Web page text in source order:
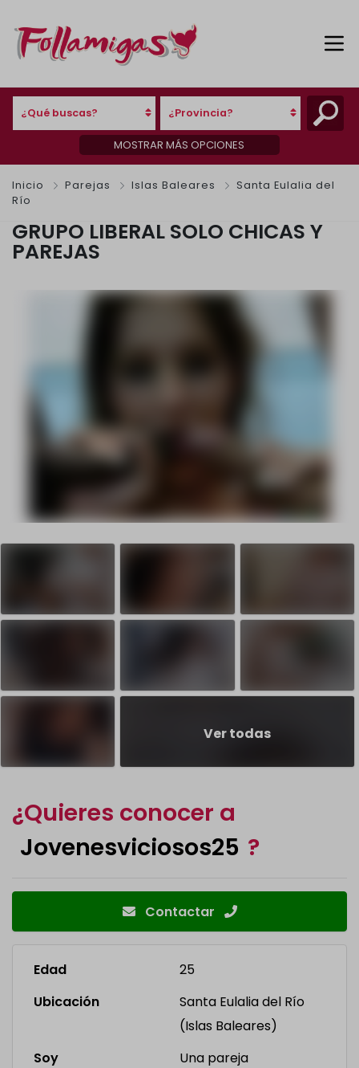
¿Qué buscas? ¿Provincia?
MOSTRAR MÁS OPCIONES
Inicio Parejas Islas Baleares
Santa Eulalia del
Río
GRUPO LIBERAL SOLO CHICAS Y
PAREJAS
Ver todas
¿Quieres conocer a
Jovenesviciosos25 ?
Contactar
Edad
25
Ubicación
Santa Eulalia del Río
(Islas Baleares)
Soy
Una pareja